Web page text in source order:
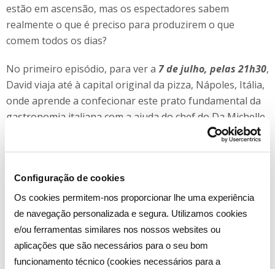
Configuração de cookies
Os cookies permitem-nos proporcionar lhe uma experiência
de navegação personalizada e segura. Utilizamos cookies
e/ou ferramentas similares nos nossos websites ou
aplicações que são necessários para o seu bom
funcionamento técnico (cookies necessários para a
estão em ascensão, mas os espectadores sabem
realmente o que é preciso para produzirem o que
comem todos os dias?
No primeiro episódio, para ver a 7 de julho, pelas 21h30,
David viaja até à capital original da pizza, Nápoles, Itália,
onde aprende a confecionar este prato fundamental da
gastronomia italiana com a ajuda do chef do Da Michelle,
restaurante famoso por servir uma das melhores pizzas
do mundo.
ESTREIA:“DE RAIZ”
7 DE JULHO, 21:30
2 A 6ªFEIRA, 21:30